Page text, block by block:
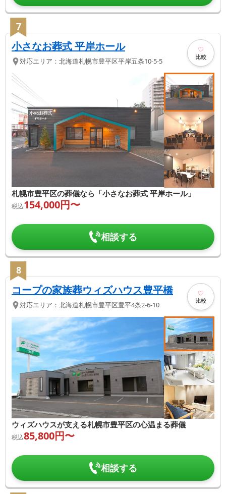
7
小さなお葬式 平岸ホール
対応エリア： 北海道札幌市豊平区平岸五条10-5-5 比較
札幌市豊平区の葬儀なら「小さなお葬式 平岸ホール」
税込154,000円〜
相談する
8
コープの家族葬ウィズハウス豊平橋
対応エリア： 北海道札幌市豊平区豊平4条2-6-10 比較
ウィズハウスが支える札幌市豊平区の心温まる葬儀
税込85,800円〜
相談する